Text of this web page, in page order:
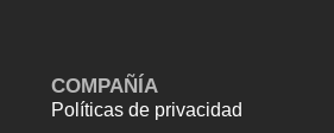
COMPAÑÍA
Políticas de privacidad